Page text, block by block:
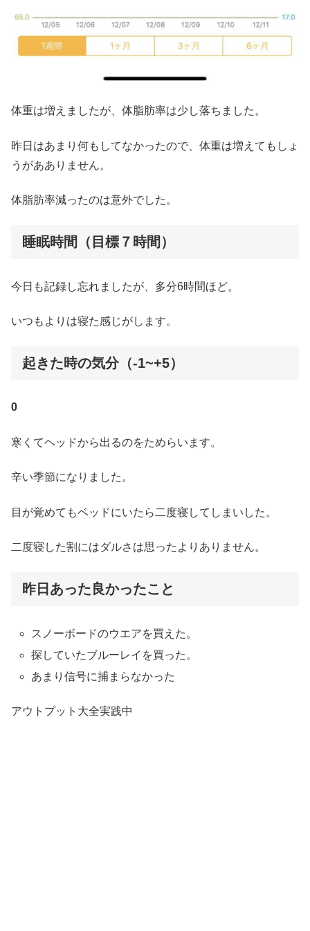
体重は増えましたが、体脂肪率は少し落ちました。
昨日はあまり何もしてなかったので、体重は増えてもしょ
うがあありません。
体脂肪率減ったのは意外でした。
睡眠時間（目標７時間）
今日も記録し忘れましたが、多分6時間ほど。
いつもよりは寝た感じがします。
起きた時の気分（-1~+5）
0
寒くてヘッドから出るのをためらいます。
辛い季節になりました。
目が覚めてもベッドにいたら二度寝してしまいした。
二度寝した割にはダルさは思ったよりありません。
昨日あった良かったこと
スノーボードのウエアを買えた。
探していたブルーレイを買った。
あまり信号に捕まらなかった
アウトプット大全実践中